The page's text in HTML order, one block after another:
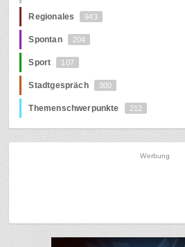
Regionales 943
Spontan 204
Sport 107
Stadtgespräch 300
Themenschwerpunkte 212
Werbung